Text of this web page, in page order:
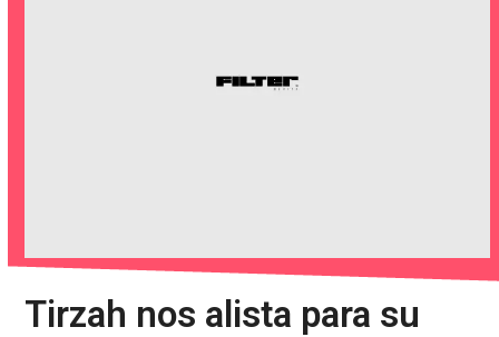
Tirzah nos alista para su